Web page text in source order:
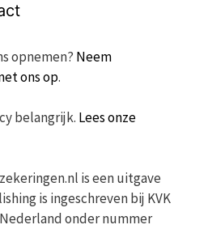
opnemen? Neem
ons op.
belangrijk. Lees onze
is een uitgave
is ingeschreven bij KVK
onder nummer